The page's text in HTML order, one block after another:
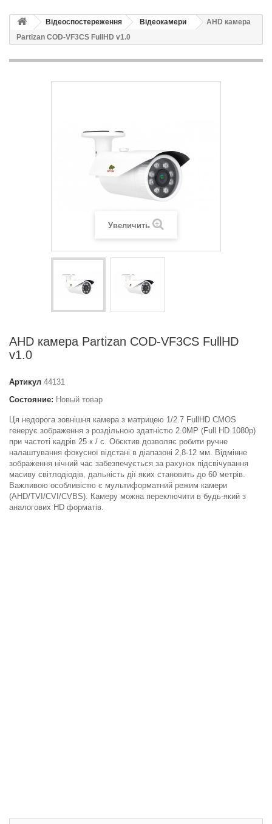
Відеоспостереження Відеокамери
AHD камера
Partizan COD-VF3CS FullHD v1.0
Увеличить
AHD камера Partizan COD-VF3CS FullHD
v1.0
Артикул 44131
Состояние: Новый товар
Ця недорога зовнішня камера з матрицею 1/2.7 FullHD CMOS
генерує зображення з роздільною здатністю 2.0MP (Full HD 1080p)
при частоті кадрів 25 к / с. Обєктив дозволяє робити ручне
налаштування фокусної відстані в діапазоні 2,8-12 мм. Відмінне
зображення нічний час забезпечується за рахунок підсвічування
масиву світлодіодів, дальність дії яких становить до 60 метрів.
Важливою особливістю є мультиформатний режим камери
(AHD/TVI/CVI/CVBS). Камеру можна переключити в будь-який з
аналогових HD форматів.